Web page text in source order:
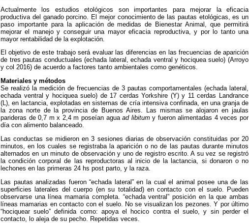
Actualmente los estudios etológicos son importantes para mejorar la eficacia
productiva del ganado porcino. El mejor conocimiento de las pautas etológicas, es un
paso importante para la aplicación de medidas de Bienestar Animal, que permitirá
mejorar el manejo y conseguir una mayor eficacia reproductiva, y por lo tanto una
mayor rentabilidad de la explotación.
El objetivo de este trabajo será evaluar las diferencias en las frecuencias de aparición
de tres pautas conductuales (echada lateral, echada ventral y hociquea suelo) (Arroyo
y col 2016) de acuerdo a factores tanto ambientales como genéticos.
Materiales y métodos
Se realizó la medición de frecuencias de 3 pautas comportamentales (echada lateral,
echada ventral y hociquea suelo) de 17 cerdas Yorkshire (Y) y 11 cerdas Landrance
(L), en lactancia, explotadas en sistemas de cría intensiva confinada, en una granja de
la zona norte de la provincia de Buenos Aires. Las mismas se alojaron en jaulas
parideras de 0,7 m x 2,4 m poseían aguaad libitumy fueron alimentadas 4 veces por
día con alimento balanceado.
Las conductas se midieron en 3 sesiones diarias de observación constituidas por 20
minutos, en los cuales se registraba la aparición o no de las pautas durante minutos
alternados en un minuto de observación y uno de registro escrito. A su vez se registró
la condición corporal de las reproductoras al inicio de la lactancia, si donaron o no
lechones en las primeras 24 hs post parto, y la raza.
Las pautas analizadas fueron “echada lateral” en la cual el animal posee una de las
superficies laterales del cuerpo (en su totalidad) en contacto con el suelo. Pueden
observarse una línea mamaria completa. “echada ventral” posición en la que ambas
líneas mamarias en contacto con el suelo. No se visualizan los pezones. Y por último
“hociquear suelo” definida como: apoya el hocico contra el suelo, y sin perder el
contacto, lo aleja de su pecho. Repetidas veces.